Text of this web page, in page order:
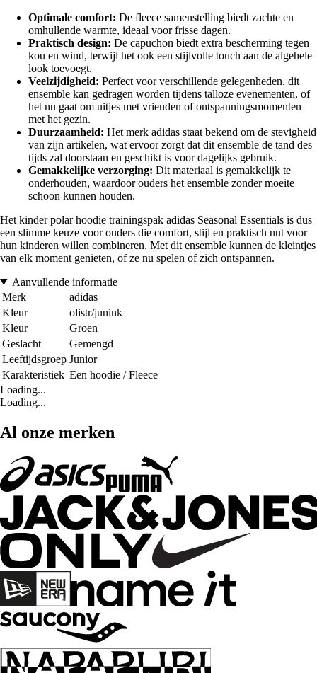
Optimale comfort: De fleece samenstelling biedt zachte en
omhullende warmte, ideaal voor frisse dagen.
Praktisch design: De capuchon biedt extra bescherming tegen
kou en wind, terwijl het ook een stijlvolle touch aan de algehele
look toevoegt.
Veelzijdigheid: Perfect voor verschillende gelegenheden, dit
ensemble kan gedragen worden tijdens talloze evenementen, of
het nu gaat om uitjes met vrienden of ontspanningsmomenten
met het gezin.
Duurzaamheid: Het merk adidas staat bekend om de stevigheid
van zijn artikelen, wat ervoor zorgt dat dit ensemble de tand des
tijds zal doorstaan en geschikt is voor dagelijks gebruik.
Gemakkelijke verzorging: Dit materiaal is gemakkelijk te
onderhouden, waardoor ouders het ensemble zonder moeite
schoon kunnen houden.
Het kinder polar hoodie trainingspak adidas Seasonal Essentials is dus
een slimme keuze voor ouders die comfort, stijl en praktisch nut voor
hun kinderen willen combineren. Met dit ensemble kunnen de kleintjes
van elk moment genieten, of ze nu spelen of zich ontspannen.
Aanvullende informatie
Merk
adidas
Kleur
olistr/junink
Kleur
Groen
Geslacht
Gemengd
Leeftijdsgroep Junior
Karakteristiek Een hoodie / Fleece
Loading...
Loading...
Al onze merken